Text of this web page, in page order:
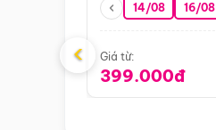
14/08 16/08
Giá từ:
399.000đ
‹